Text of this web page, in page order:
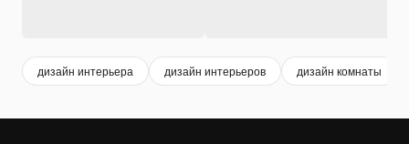
дизайн интерьера дизайн интерьеров дизайн комнаты